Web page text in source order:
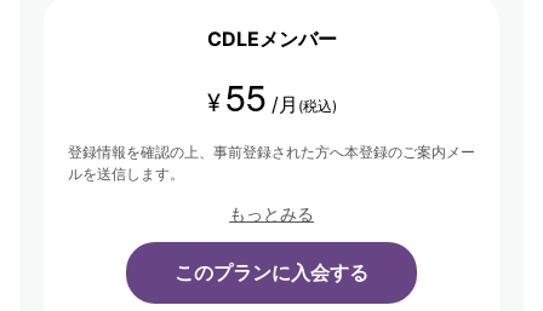
CDLEメンバー
¥ 55 /月 (税込)
登録情報を確認の上、事前登録された方へ本登録のご案内メー
ルを送信します。
もっとみる
このプランに入会する